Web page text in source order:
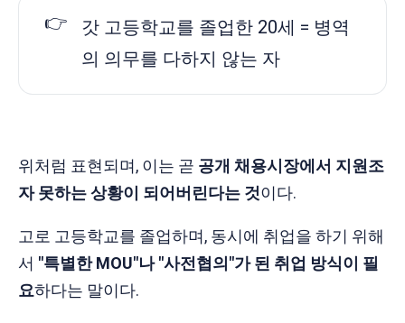
👉
갓 고등학교를 졸업한 20세 = 병역
의 의무를 다하지 않는 자
위처럼 표현되며, 이는 곧 공개 채용시장에서 지원조
자 못하는 상황이 되어버린다는 것이다.
고로 고등학교를 졸업하며, 동시에 취업을 하기 위해
서 "특별한 MOU"나 "사전협의"가 된 취업 방식이 필
요하다는 말이다.